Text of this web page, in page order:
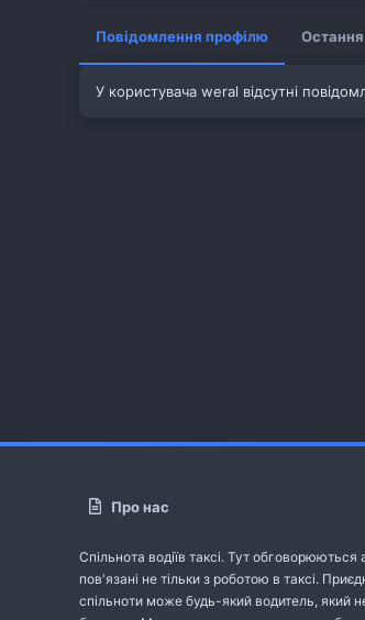
Повідомлення профілю Остання
У користувача weral відсутні
Про нас
Спільнота водіїв таксі. Тут обговорюються
пов'язані не тільки з роботою в таксі.
спільноти може будь-який водитель, який